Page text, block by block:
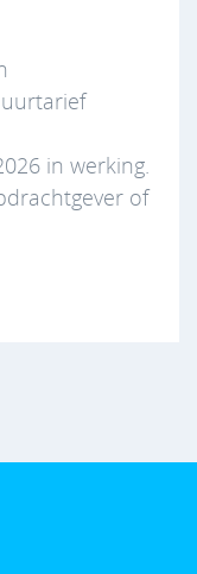
in werking.
of